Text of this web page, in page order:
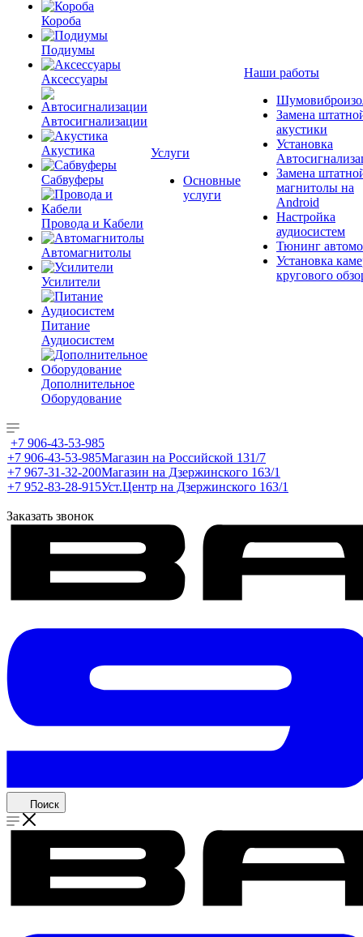
Короба
Подиумы
Аксессуары
Автосигнализации
Акустика
Сабвуферы
Провода и Кабели
Автомагнитолы
Усилители
Питание
Аудиосистем
Дополнительное
Оборудование
Услуги
Основные
услуги
Наши работы
Замена
акустики
Установка
Замена
магнитолы на
Android
Настройка
аудиосистем
Тюнинг
Установка
кругового
+7 906-43-53-985
+7 906-43-53-985Магазин на Российской 131/7
+7 967-31-32-200Магазин на Дзержинского 163/1
+7 952-83-28-915Уст.Центр на Дзержинского 163/1
Заказать звонок
Поиск